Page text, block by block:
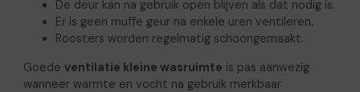
De deur kan na gebruik open blijven als dat nodig is.
Er is geen muffe geur na enkele uren ventileren.
Roosters worden regelmatig schoongemaakt.
Goede ventilatie kleine wasruimte is pas aanwezig
wanneer warmte en vocht na gebruik merkbaar